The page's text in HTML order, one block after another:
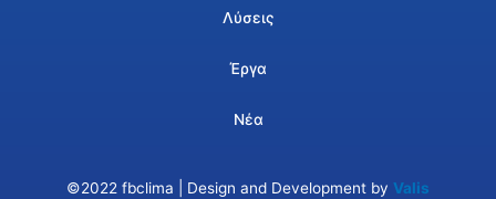
Λύσεις
Έργα
Νέα
©2022 fbclima | Design and Development by Valis